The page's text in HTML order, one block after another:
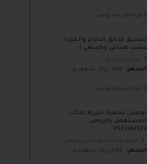
تم النشر منذ يومين
تنسيق حدائق الدمام والخبر (
عشب صناعي وطبيعي )
السعر: 200 ريال سعودي
تم النشر منذ يومين
توصيل جمعية خيرية للاثاث
المستعمل بالرياض
0533162272
الفرعي، الرياض السعودية
السعر: 249 ريال سعودي